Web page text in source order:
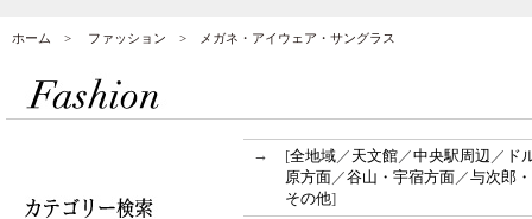
ホーム > ファッション > メガネ・アイウェア・サングラス
→ [全地域／ 天文館／中央駅周辺 ／ ド
原方面／谷山・宇宿方面／与次郎
その他]